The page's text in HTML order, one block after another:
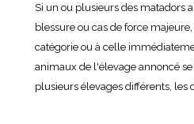
Si un ou plusieurs des matadors
blessure ou cas de force
catégorie ou à celle
animaux de l'élevage annoncé
plusieurs élevages différents,